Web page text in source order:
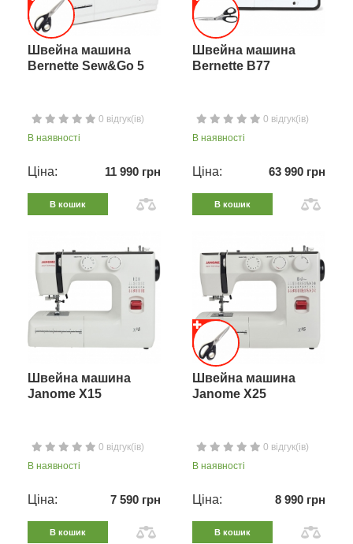
Швейна машина
Bernette Sew&Go 5
0 відгук(ів)
В наявності
Ціна: 11 990 грн
В кошик
Швейна машина
Bernette B77
0 відгук(ів)
В наявності
Ціна: 63 990 грн
В кошик
Швейна машина
Janome X15
0 відгук(ів)
В наявності
Ціна: 7 590 грн
В кошик
Швейна машина
Janome X25
0 відгук(ів)
В наявності
Ціна: 8 990 грн
В кошик